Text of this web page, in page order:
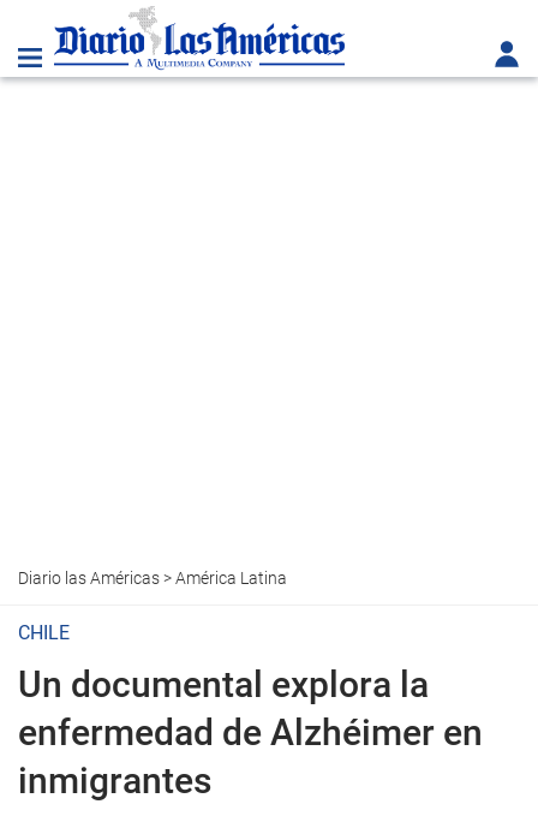
Diario las Américas>América Latina
CHILE
Un documental explora la
enfermedad de Alzhéimer en
inmigrantes